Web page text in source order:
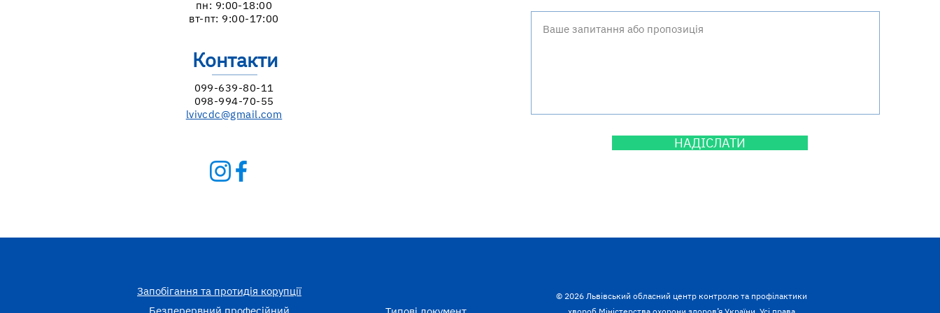
пн: 9:00-18:00
вт-пт: 9:00-17:00
Контакти
099-639-80-11
098-994-70-55
lvivcdc@gmail.com
НАДІСЛАТИ
Запобігання та протидія корупції
© 2026 Львівський обласний центр контролю та профілактики